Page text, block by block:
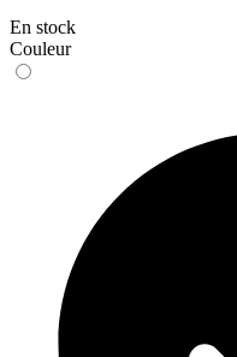
En stock
Couleur